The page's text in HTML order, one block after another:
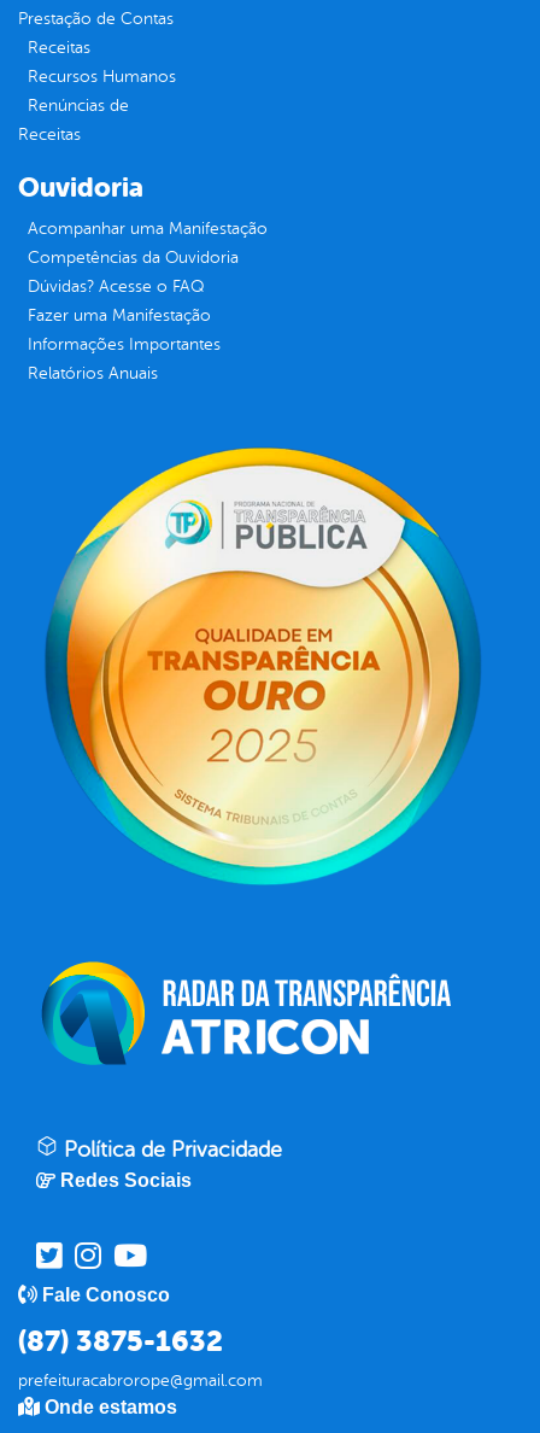
Prestação de Contas
Receitas
Recursos Humanos
Renúncias de
Receitas
Ouvidoria
Acompanhar uma Manifestação
Competências da Ouvidoria
Dúvidas? Acesse o FAQ
Fazer uma Manifestação
Informações Importantes
Relatórios Anuais
Política de Privacidade
Redes Sociais
Fale Conosco
(87) 3875-1632
prefeituracabrorope@gmail.com
Onde estamos